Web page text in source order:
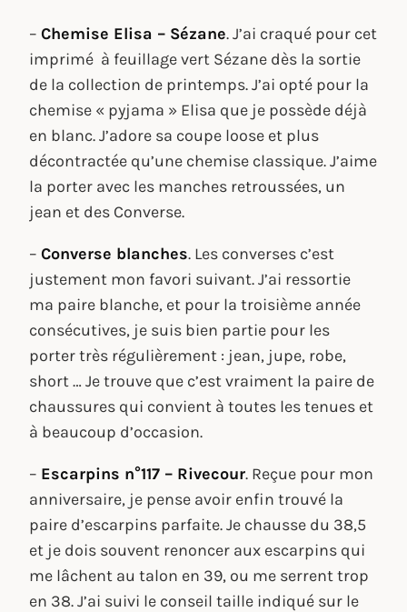
– Chemise Elisa – Sézane. J’ai craqué pour cet
imprimé à feuillage vert Sézane dès la sortie
de la collection de printemps. J’ai opté pour la
chemise « pyjama » Elisa que je possède déjà
en blanc. J’adore sa coupe loose et plus
décontractée qu’une chemise classique. J’aime
la porter avec les manches retroussées, un
jean et des Converse.
– Converse blanches. Les converses c’est
justement mon favori suivant. J’ai ressortie
ma paire blanche, et pour la troisième année
consécutives, je suis bien partie pour les
porter très régulièrement : jean, jupe, robe,
short … Je trouve que c’est vraiment la paire de
chaussures qui convient à toutes les tenues et
à beaucoup d’occasion.
– Escarpins n°117 – Rivecour. Reçue pour mon
anniversaire, je pense avoir enfin trouvé la
paire d’escarpins parfaite. Je chausse du 38,5
et je dois souvent renoncer aux escarpins qui
me lâchent au talon en 39, ou me serrent trop
en 38. J’ai suivi le conseil taille indiqué sur le